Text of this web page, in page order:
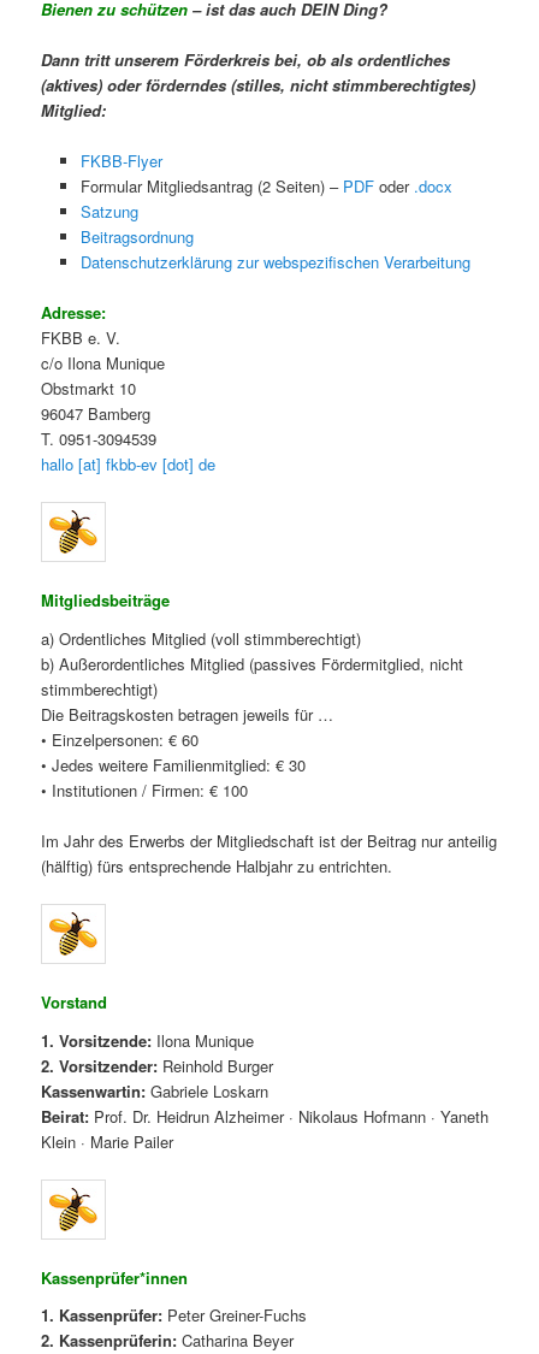
Bienen zu schützen – ist das auch DEIN Ding?
Dann tritt unserem Förderkreis bei, ob als ordentliches
(aktives) oder förderndes (stilles, nicht stimmberechtigtes)
Mitglied:
FKBB-Flyer
Formular Mitgliedsantrag (2 Seiten) – PDFoder .docx
Satzung
Beitragsordnung
Datenschutzerklärung zur webspezifischen Verarbeitung
Adresse:
FKBB e. V.
c/o Ilona Munique
Obstmarkt 10
96047 Bamberg
T. 0951-3094539
hallo [at] fkbb-ev [dot] de
Mitgliedsbeiträge
a) Ordentliches Mitglied (voll stimmberechtigt)
b) Außerordentliches Mitglied (passives Fördermitglied, nicht
stimmberechtigt)
Die Beitragskosten betragen jeweils für …
• Einzelpersonen: € 60
• Jedes weitere Familienmitglied: € 30
• Institutionen / Firmen: € 100
Im Jahr des Erwerbs der Mitgliedschaft ist der Beitrag nur anteilig
(hälftig) fürs entsprechende Halbjahr zu entrichten.
Vorstand
1. Vorsitzende: Ilona Munique
2. Vorsitzender: Reinhold Burger
Kassenwartin: Gabriele Loskarn
Beirat: Prof. Dr. Heidrun Alzheimer · Nikolaus Hofmann · Yaneth
Klein · Marie Pailer
Kassenprüfer*innen
1. Kassenprüfer: Peter Greiner-Fuchs
2. Kassenprüferin: Catharina Beyer